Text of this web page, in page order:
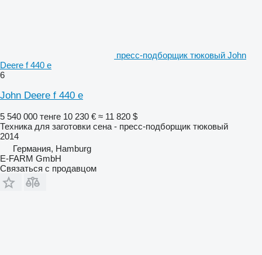
пресс-подборщик тюковый John
Deere f 440 e
6
John Deere f 440 e
5 540 000 тенге 10 230 € ≈ 11 820 $
Техника для заготовки сена - пресс-подборщик тюковый
2014
Германия, Hamburg
E-FARM GmbH
Связаться с продавцом